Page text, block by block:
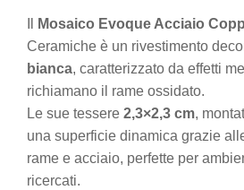
Mosaico Evoque Acciaio
Ceramiche è un rivestimento
bianca, caratterizzato da effetti
richiamano il rame ossidato.
Le sue tessere 2,3×2,3 cm,
una superficie dinamica grazie
rame e acciaio, perfette per
ricercati.